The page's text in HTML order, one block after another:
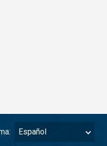
Español